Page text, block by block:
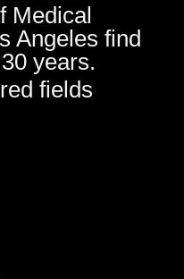
Medical
Angeles find
years.
fields